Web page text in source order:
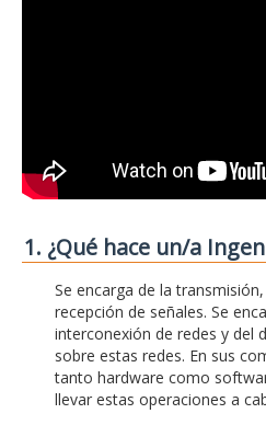
1. ¿Qué hace un/a
Se encarga de la
recepción de señales. Se
interconexión de redes y del
sobre estas redes. En sus
tanto hardware como
llevar estas operaciones a